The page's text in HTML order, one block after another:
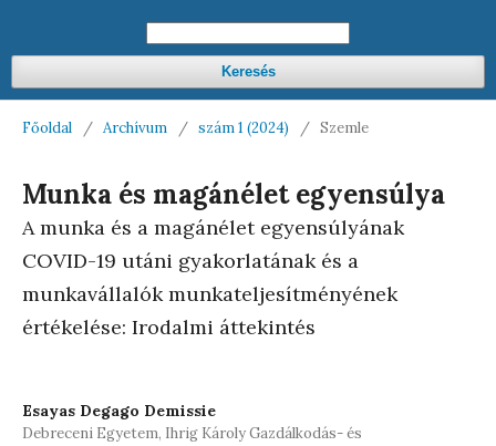
Keresés
Főoldal / Archívum / szám 1 (2024) / Szemle
Munka és magánélet egyensúlya
A munka és a magánélet egyensúlyának
COVID-19 utáni gyakorlatának és a
munkavállalók munkateljesítményének
értékelése: Irodalmi áttekintés
Esayas Degago Demissie
Debreceni Egyetem, Ihrig Károly Gazdálkodás- és